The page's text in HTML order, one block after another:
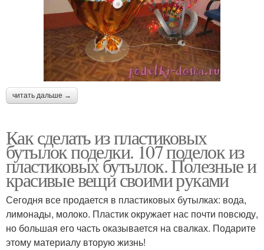
читать дальше →
Как сделать из пластиковых
бутылок поделки. 107 поделок из
пластиковых бутылок. Полезные и
красивые вещи своими руками
Сегодня все продается в пластиковых бутылках: вода,
лимонады, молоко. Пластик окружает нас почти повсюду,
но большая его часть оказывается на свалках. Подарите
этому материалу вторую жизнь!